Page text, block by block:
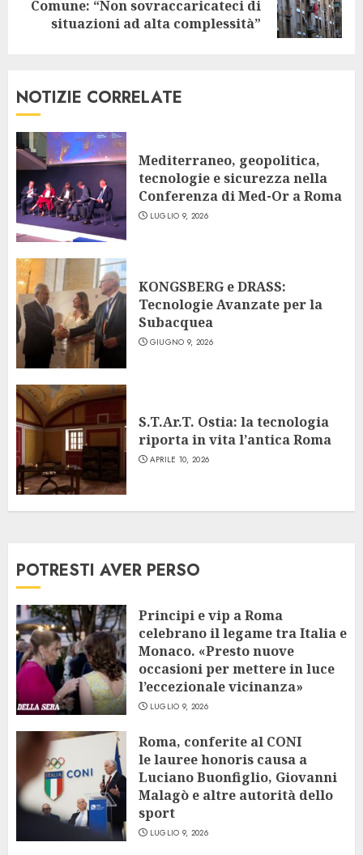
Comune: “Non sovraccaricateci di
situazioni ad alta complessità”
NOTIZIE CORRELATE
Mediterraneo, geopolitica,
tecnologie e sicurezza nella
Conferenza di Med-Or a Roma
LUGLIO 9, 2026
KONGSBERG e DRASS:
Tecnologie Avanzate per la
Subacquea
GIUGNO 9, 2026
S.T.Ar.T. Ostia: la tecnologia
riporta in vita l’antica Roma
APRILE 10, 2026
POTRESTI AVER PERSO
Principi e vip a Roma
celebrano il legame tra Italia e
Monaco. «Presto nuove
occasioni per mettere in luce
l’eccezionale vicinanza»
LUGLIO 9, 2026
Roma, conferite al CONI
le lauree honoris causa a
Luciano Buonfiglio, Giovanni
Malagò e altre autorità dello
sport
LUGLIO 9, 2026